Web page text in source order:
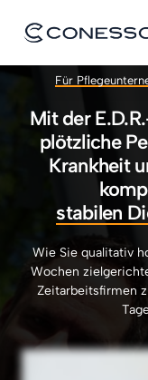
Für
Mit der
plötzliche
Krankheit
stabilen
Wie Sie qualitativ
Wochen
Zeitarbeitsfirmen